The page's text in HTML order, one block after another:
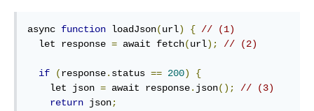
async function loadJson(url) { // (1)
  let response
= await fetch(url); // (2)
if (response. status == 200)
{
    let json
= await response. json();
// (3)
return json;